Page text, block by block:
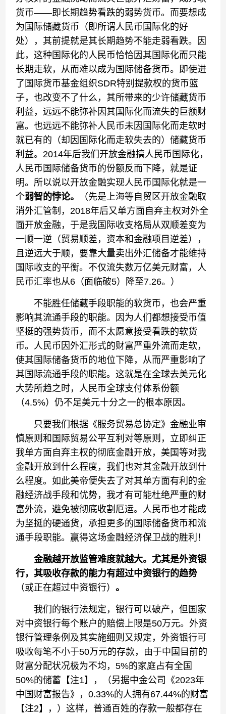
货币——即长期趋势看跌的弱势货币。而要想成
为国际储藏货币（即所谓人民币国际化的好
处），其前提就是其长期趋势不能走弱看跌。因
此，这种国际化的人民币恰恰因其国际化而只能
长期走软，从而难以成为国际储备货币。即使进
了国际货币基金组织SDR特别提款权的货币篮
子，也改变不了什么，其所带来的少许储藏货币
利益，远远不能弥补因其国际化而流失的巨额财
富。也远远不能弥补人民币未因国际化而走软时
就已有的（却因国际化而走软失去的）储藏货币
利益。2014年后我们开放金融搞人民币国际化，
人民币国际储备货币的份额反而下降，就是证
明。所以说以开放金融实现人民币国际化就是一
个弱智的悖论。
（先是上海等自贸区开放金融取
消外汇管制，2018年后又单方面自弃主权对外全
面开放金融，于是我国际收支格局从双顺差变为
一顺一逆（贸易顺差，资本和金融项目逆差），
且逆远大于顺，要靠大量卖出外汇储备才能维持
国际收支的平衡。不仅流失数万亿美元财富，人
民币汇率也从6（面临破5）降至7.26。）
不能胜任储藏手段职能的软货币，也会严重
影响其流通手段的职能。因为人们都想接受币值
坚挺的强势货币，而不太愿意接受看跌的软货
币。人民币因外汇形式的财富严重外流而走软，
使其国际储备货币的地位下降，从而严重影响了
其国际流通手段的职能。这就是在全球去美元化
大势所趋之时，人民币全球支付体系份额
（4.5%）仍不足美元十分之一的根本原因。
只要我们根据《服务贸易总协定》金融业审
慎原则和国际贸易公平互利对等原则，立即纠正
我单方面自弃主权的彻底金融开放，美国等对我
金融开放到什么程度，我们也对其金融开放到什
么程度。如此美帝便失去了对其单方面有利的金
融经济战手段和优势，我才有可能杜绝严重的财
富外流，避免被彻底收割厄运。人民币也才能成
为坚挺的硬通货，承担更多的国际储备货币和流
通手段职能。赢得这场金融经济保卫战的胜利！
金融越开放监管难度就越大。 尤其是外资银
行， 其吸收存款的能力有超过中资银行的趋势
（或正在超过中资银行）。
我们的银行法规定，银行可以破产，但国家
对中资银行每个账户的赔偿上限是50万元。外资
银行管理条例及其实施细则又规定，外资银行可
吸收每笔不小于50万元的存款，由于中国目前的
财富分配状况极为不均，5%的家庭占有全国
50%的储蓄【注1】，（另据中金公司《2023年
中国财富报告》，0.33%的人拥有67.44%的财富
【注2】，）这样，普通百姓的存款一般都存在